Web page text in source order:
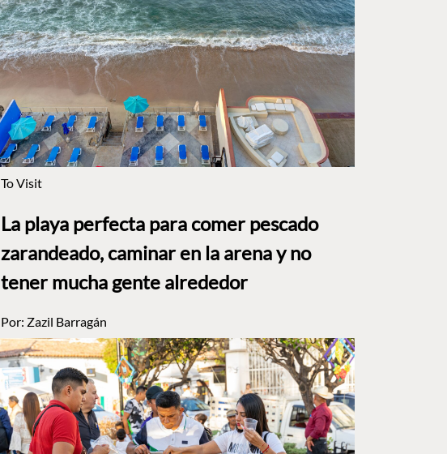
To Visit
La playa perfecta para comer pescado
zarandeado, caminar en la arena y no
tener mucha gente alrededor
Por: Zazil Barragán